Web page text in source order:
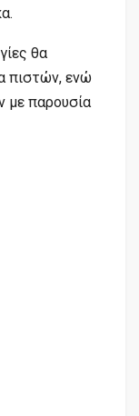
θα
πιστών, ενώ
με παρουσία